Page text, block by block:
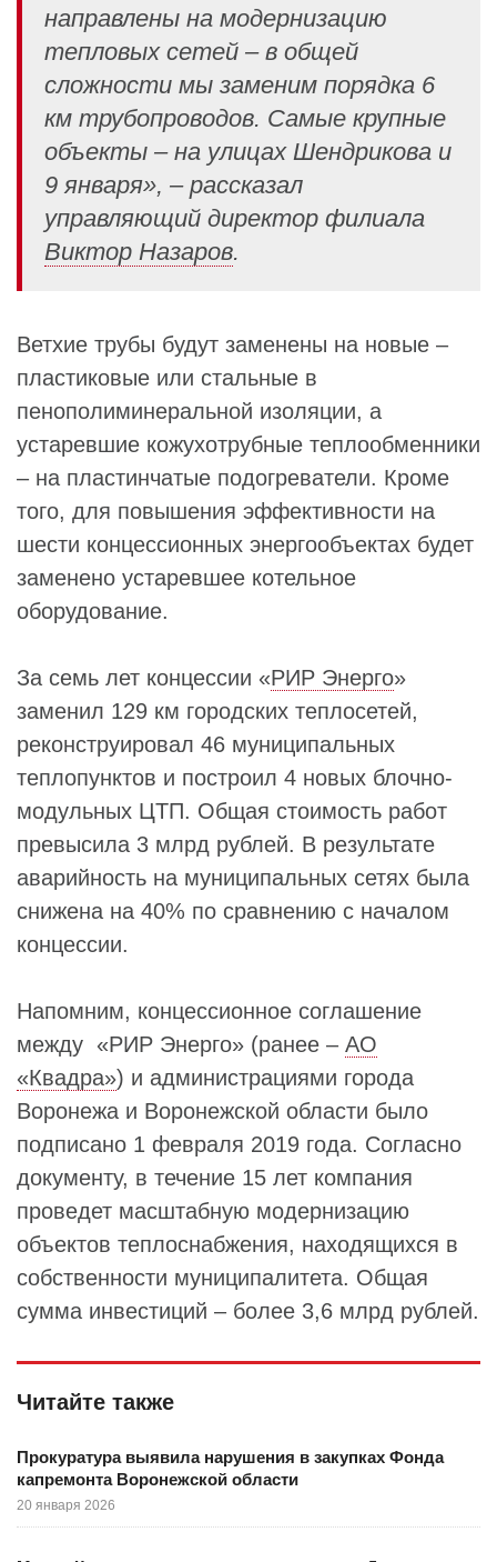
направлены на модернизацию
тепловых сетей – в общей
сложности мы заменим порядка 6
км трубопроводов. Самые крупные
объекты – на улицах Шендрикова и
9 января», – рассказал
управляющий директор филиала
Виктор Назаров.
Ветхие трубы будут заменены на новые –
пластиковые или стальные в
пенополиминеральной изоляции, а
устаревшие кожухотрубные теплообменники
– на пластинчатые подогреватели. Кроме
того, для повышения эффективности на
шести концессионных энергообъектах будет
заменено устаревшее котельное
оборудование.
За семь лет концессии «РИР Энерго»
заменил 129 км городских теплосетей,
реконструировал 46 муниципальных
теплопунктов и построил 4 новых блочно-
модульных ЦТП. Общая стоимость работ
превысила 3 млрд рублей. В результате
аварийность на муниципальных сетях была
снижена на 40% по сравнению с началом
концессии.
Напомним, концессионное соглашение
между «РИР Энерго» (ранее – АО
«Квадра») и администрациями города
Воронежа и Воронежской области было
подписано 1 февраля 2019 года. Согласно
документу, в течение 15 лет компания
проведет масштабную модернизацию
объектов теплоснабжения, находящихся в
собственности муниципалитета. Общая
сумма инвестиций – более 3,6 млрд рублей.
Читайте также
Прокуратура выявила нарушения в закупках Фонда
капремонта Воронежской области
20 января 2026